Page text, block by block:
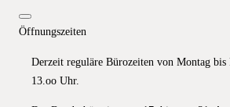
Öffnungszeiten
Derzeit reguläre Bürozeiten von Montag
13.oo Uhr.